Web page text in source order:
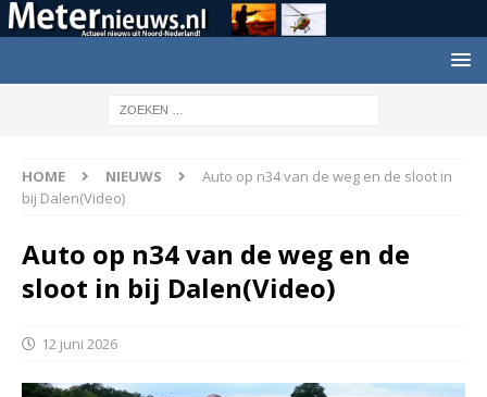
HOME NIEUWS
Auto op n34 van de weg en de sloot in
bij Dalen(Video)
Auto op n34 van de weg en de
sloot in bij Dalen(Video)
12 juni 2026